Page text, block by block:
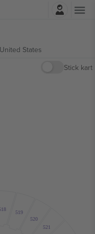
States
Stick kart
519
520
521